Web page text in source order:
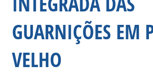
GUARNIÇÕES EM
VELHO